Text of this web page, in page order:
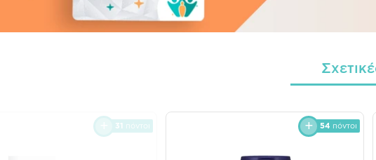
31 πόντοι 54 πόντοι